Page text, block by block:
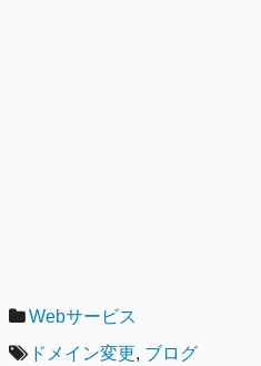
カ
テ
Webサービス
タ
ドメイン変更, ブログ